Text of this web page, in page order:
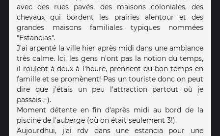
avec des rues pavés, des maisons coloniales, des
chevaux qui bordent les prairies alentour et des
grandes maisons familiales typiques nommées
"Estancias".
J'ai arpenté la ville hier après midi dans une ambiance
très calme. Ici, les gens n'ont pas la notion du temps,
il roulent à deux à l'heure, prennent du bon temps en
famille et se promènent! Pas un touriste donc on peut
dire que j'étais un peu l'attraction partout où je
passais ;-).
Moment détente en fin d'après midi au bord de la
piscine de l'auberge (où on était seulement 3!).
Aujourdhui, j'ai rdv dans une estancia pour une